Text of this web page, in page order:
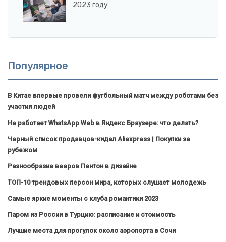
2023 году
Популярное
В Китае впервые провели футбольный матч между роботами без
участия людей
Не работает WhatsApp Web в Яндекс Браузере: что делать?
Черный список продавцов-кидал Aliexpress | Покупки за
рубежом
Разнообразие вееров Пентон в дизайне
ТОП-10 трендовых персон мира, которых слушает молодежь
Самые яркие моменты с клуба романтики 2023
Паром из России в Турцию: расписание и стоимость
Лучшие места для прогулок около аэропорта в Сочи